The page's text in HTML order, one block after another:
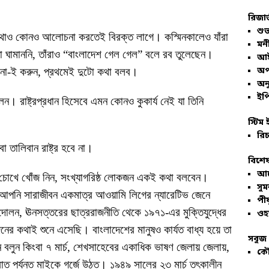
কোনও আলোচনা করতেই বিরক্ত লাগে। কস্মিনকালেও যাঁরা
ঘামাননি, তাঁরাও “বাংলাদেশ গেল গেল” বলে রব তুলেছেন।
ই করুন, প্রথমেই দুটো কথা বলব।
রাষ্ট্রপ্রধান হিসেবে এমন কোনও কুকার্য নেই যা তিনি
রাষ্ট্র হবে না।
খোঁজ নিন, সংখ্যাগরিষ্ঠ লোকজন একই কথা বলবেন।
সারাজীবন একমাত্র আওয়ামি লিগের ন্যারেটিভ জেনে
ঊনসত্তরের ছাত্ররাজনীতি থেকে ১৯৭১-এর মুক্তিযুদ্ধের
কথাই শুনে এসেছি। বাংলাদেশের মানুষও কার্যত বাধ্য হয়ে তা
বলুন কিংবা ৭ মার্চ, শেখসাহেবের একাধিক ভাষণ জেলায় জেলায়,
পর্যন্ত মাইকে গর্জে উঠত। ১৯৪৯ সালের ২৩ মার্চ তৎকালীন
স্টিম
সবুজ